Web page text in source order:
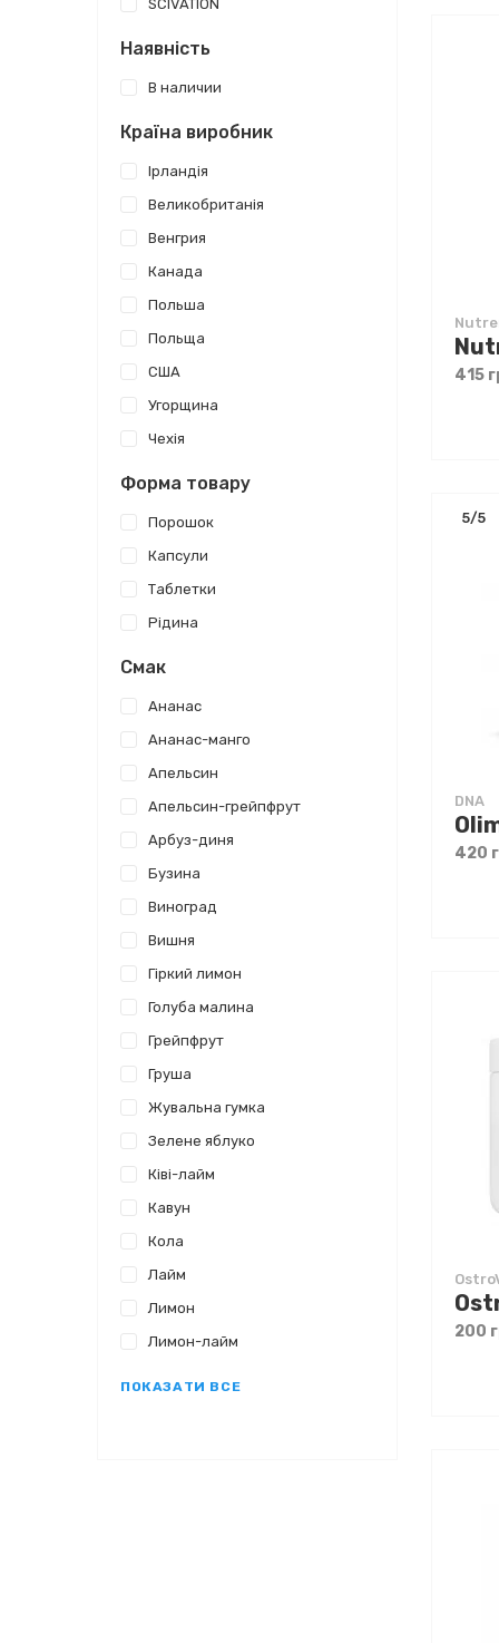
SCIVATION
Наявність
В наличии
Країна виробник
Ірландія
Великобританія
Венгрия
Канада
Польша
Польща
США
Угорщина
Чехія
Форма товару
Порошок
Капсули
Таблетки
Рідина
Смак
Ананас
Ананас-манго
Апельсин
Апельсин-грейпфрут
Арбуз-диня
Бузина
Виноград
Вишня
Гіркий лимон
Голуба малина
Грейпфрут
Груша
Жувальна гумка
Зелене яблуко
Ківі-лайм
Кавун
Кола
Лайм
Лимон
Лимон-лайм
ПОКАЗАТИ ВСЕ
415
5/5
DNA
420
200